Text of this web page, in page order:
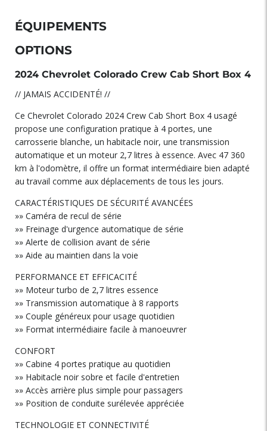
ÉQUIPEMENTS
OPTIONS
2024 Chevrolet Colorado Crew Cab Short Box 4
// JAMAIS ACCIDENTÉ! //
Ce Chevrolet Colorado 2024 Crew Cab Short Box 4 usagé
propose une configuration pratique à 4 portes, une
carrosserie blanche, un habitacle noir, une transmission
automatique et un moteur 2,7 litres à essence. Avec 47 360
km à l'odomètre, il offre un format intermédiaire bien adapté
au travail comme aux déplacements de tous les jours.
CARACTÉRISTIQUES DE SÉCURITÉ AVANCÉES
»» Caméra de recul de série
»» Freinage d'urgence automatique de série
»» Alerte de collision avant de série
»» Aide au maintien dans la voie
PERFORMANCE ET EFFICACITÉ
»» Moteur turbo de 2,7 litres essence
»» Transmission automatique à 8 rapports
»» Couple généreux pour usage quotidien
»» Format intermédiaire facile à manoeuvrer
CONFORT
»» Cabine 4 portes pratique au quotidien
»» Habitacle noir sobre et facile d'entretien
»» Accès arrière plus simple pour passagers
»» Position de conduite surélevée appréciée
TECHNOLOGIE ET CONNECTIVITÉ